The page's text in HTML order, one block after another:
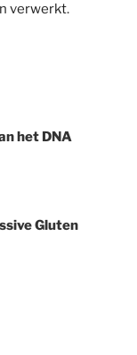
verwerkt.
het DNA
Gluten